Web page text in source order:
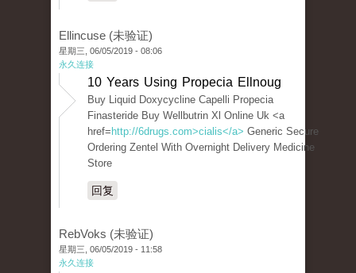
Ellincuse (未验证)
星期三, 06/05/2019 - 08:06
永久连接
10 Years Using Propecia Ellnoug
Buy Liquid Doxycycline Capelli Propecia
Finasteride Buy Wellbutrin Xl Online Uk <a
href= http://6drugs.com>cialis</a> Generic Secure
Ordering Zentel With Overnight Delivery Medicine
Store
回复
RebVoks (未验证)
星期三, 06/05/2019 - 11:58
永久连接